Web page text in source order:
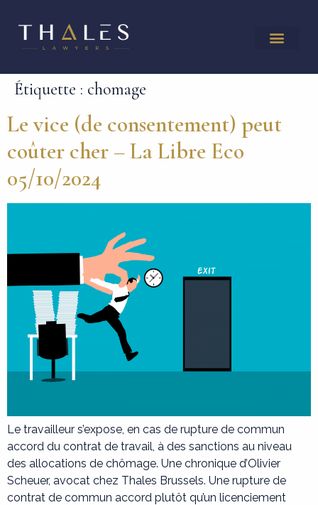
Étiquette : chomage
Le vice (de consentement) peut
coûter cher – La Libre Eco
05/10/2024
Le travailleur s’expose, en cas de rupture de commun
accord du contrat de travail, à des sanctions au niveau
des allocations de chômage. Une chronique d’Olivier
Scheuer, avocat chez Thales Brussels. Une rupture de
contrat de commun accord plutôt qu’un licenciement